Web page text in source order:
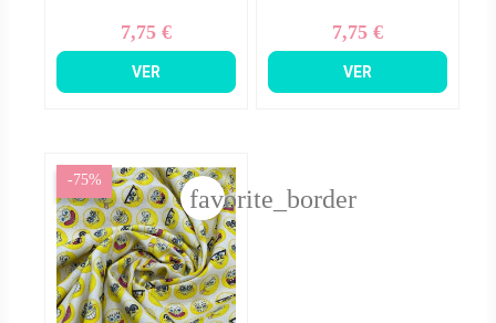
Precio
7,75 €
VER
Precio
7,75 €
VER
-75%
favorite_border